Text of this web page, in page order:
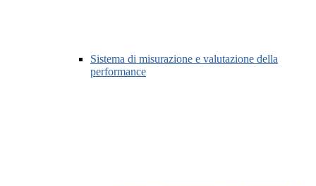
Sistema di misurazione e valutazione della
performance